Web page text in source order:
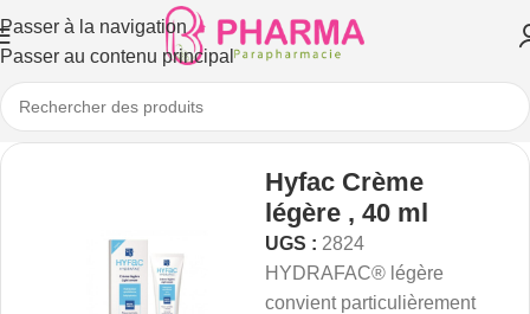
Passer à la navigation
Passer au contenu principal
Hyfac Crème
légère , 40 ml
UGS : 2824
HYDRAFAC® légère
convient particulièrement